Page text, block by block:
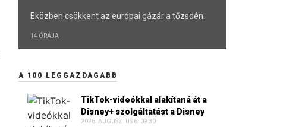
Eközben csökkent az európai gázár a tőzsdén.
14 ÓRÁJA
A 100 LEGGAZDAGABB
TikTok-videókkal alakítaná át a
Disney+ szolgáltatást a Disney
2026. AUGUSZTUS 6. 09:30